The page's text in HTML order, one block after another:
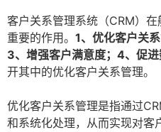
客户关系管理系统（CRM）
重要的作用。 1、优化客户关
3、增强客户满意度；4、促进
开其中的优化客户关系管理。
优化客户关系管理是指通过
和系统化处理，从而实现对客